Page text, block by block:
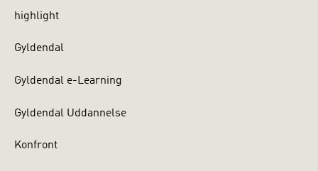
highlight
Gyldendal
Gyldendal e-Learning
Gyldendal Uddannelse
Konfront